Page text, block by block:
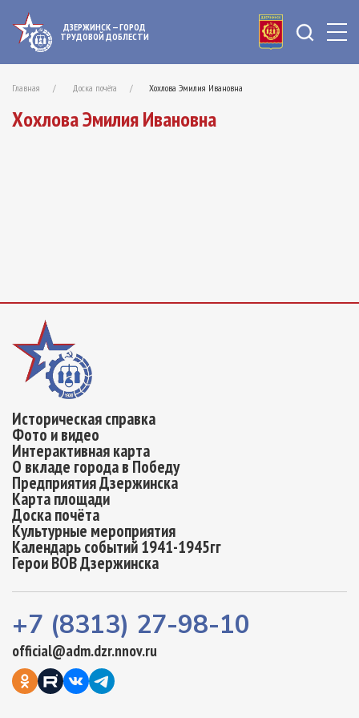
ДЗЕРЖИНСК — ГОРОД
ТРУДОВОЙ ДОБЛЕСТИ
Главная Доска почёта Хохлова Эмилия Ивановна
Хохлова Эмилия Ивановна
Историческая справка
Фото и видео
Интерактивная карта
О вкладе города в Победу
Предприятия Дзержинска
Карта площади
Доска почёта
Культурные мероприятия
Календарь событий 1941-1945гг
Герои ВОВ Дзержинска
+7 (8313) 27-98-10
official@adm.dzr.nnov.ru